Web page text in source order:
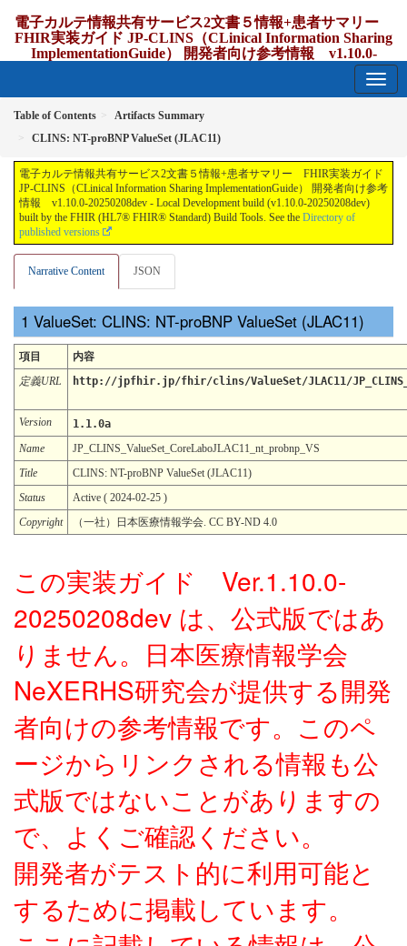
電子カルテ情報共有サービス2文書５情報+患者サマリー
FHIR実装ガイド JP-CLINS（CLinical Information Sharing
ImplementationGuide） 開発者向け参考情報 v1.10.0-
Table of Contents
Artifacts Summary
CLINS: NT-proBNP ValueSet (JLAC11)
電子カルテ情報共有サービス2文書５情報+患者サマリー FHIR実装ガイド
JP-CLINS（CLinical Information Sharing ImplementationGuide） 開発者向け参考
情報 v1.10.0-20250208dev - Local Development build (v1.10.0-20250208dev)
built by the FHIR (HL7® FHIR® Standard) Build Tools. See the Directory of
published versions
Narrative Content JSON
ValueSet: CLINS: NT-proBNP ValueSet (JLAC11)
項目
内容
定義URL
http://jpfhir.jp/fhir/clins/ValueSet/JLAC11/
Version
1.1.0a
Name
JP_CLINS_ValueSet_CoreLaboJLAC11_nt_probnp_VS
Title
CLINS: NT-proBNP ValueSet (JLAC11)
Status
Active ( 2024-02-25 )
Copyright
（一社）日本医療情報学会. CC BY-ND 4.0
この実装ガイド Ver.1.10.0-
20250208dev は、公式版ではあ
りません。日本医療情報学会
NeXERHS研究会が提供する開発
者向けの参考情報です。このペ
ージからリンクされる情報も公
式版ではないことがありますの
で、よくご確認ください。
開発者がテスト的に利用可能と
するために掲載しています。